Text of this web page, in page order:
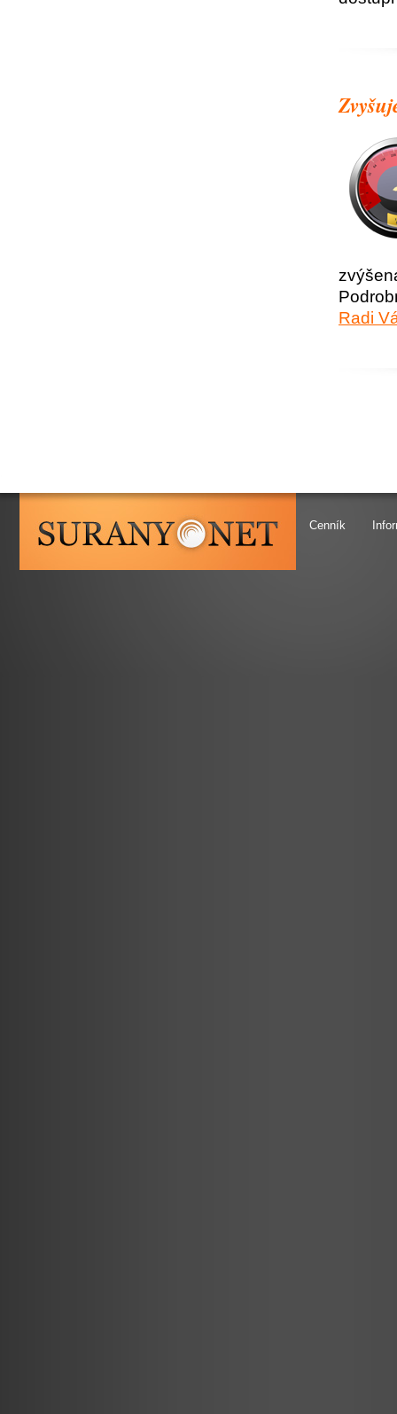
Radi
SURANY.NET Cenník